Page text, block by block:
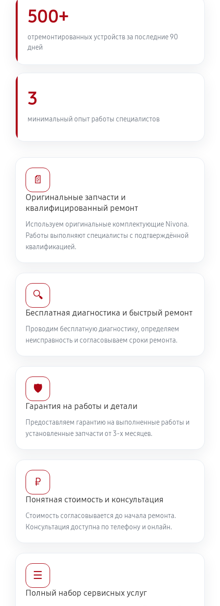
500+
отремонтированных устройств за последние 90
дней
3
минимальный опыт работы специалистов
📄
Оригинальные запчасти и
квалифицированный ремонт
Используем оригинальные комплектующие Nivona.
Работы выполняют специалисты с подтверждённой
квалификацией.
🔍
Бесплатная диагностика и быстрый ремонт
Проводим бесплатную диагностику, определяем
неисправность и согласовываем сроки ремонта.
🛡️
Гарантия на работы и детали
Предоставляем гарантию на выполненные работы и
установленные запчасти от 3-х месяцев.
₽
Понятная стоимость и консультация
Стоимость согласовывается до начала ремонта.
Консультация доступна по телефону и онлайн.
☰
Полный набор сервисных услуг